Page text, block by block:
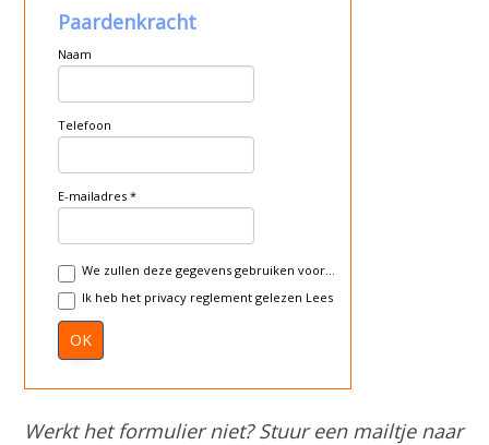
Paardenkracht
Naam
Telefoon
E-mailadres
We zullen deze gegevens gebruiken voor...
Ik heb het privacy reglement gelezen Lees
OK
Werkt het formulier niet? Stuur een mailtje naar